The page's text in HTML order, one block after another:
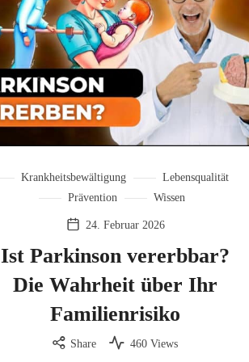
Krankheitsbewältigung
Lebensqualität
Prävention
Wissen
24. Februar 2026
Ist Parkinson vererbbar?
Die Wahrheit über Ihr
Familienrisiko
Share 460 Views